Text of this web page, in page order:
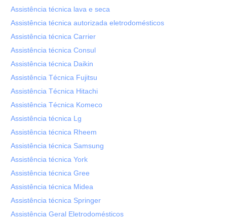
Assistência técnica lava e seca
Assistência técnica autorizada eletrodomésticos
Assistência técnica Carrier
Assistência técnica Consul
Assistência técnica Daikin
Assistência Técnica Fujitsu
Assistência Técnica Hitachi
Assistência Técnica Komeco
Assistência técnica Lg
Assistência técnica Rheem
Assistência técnica Samsung
Assistência técnica York
Assistência técnica Gree
Assistência técnica Midea
Assistência técnica Springer
Assistência Geral Eletrodomésticos